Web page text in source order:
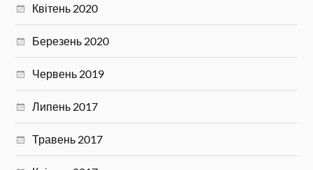
Квітень 2020
Березень 2020
Червень 2019
Липень 2017
Травень 2017